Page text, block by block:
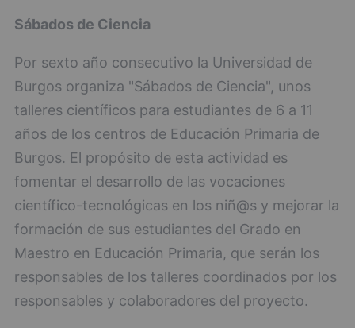
Sábados de Ciencia
Por sexto año consecutivo la Universidad de
Burgos organiza "Sábados de Ciencia", unos
talleres científicos para estudiantes de 6 a 11
años de los centros de Educación Primaria de
Burgos. El propósito de esta actividad es
fomentar el desarrollo de las vocaciones
científico-tecnológicas en los niñ@s y mejorar la
formación de sus estudiantes del Grado en
Maestro en Educación Primaria, que serán los
responsables de los talleres coordinados por los
responsables y colaboradores del proyecto.